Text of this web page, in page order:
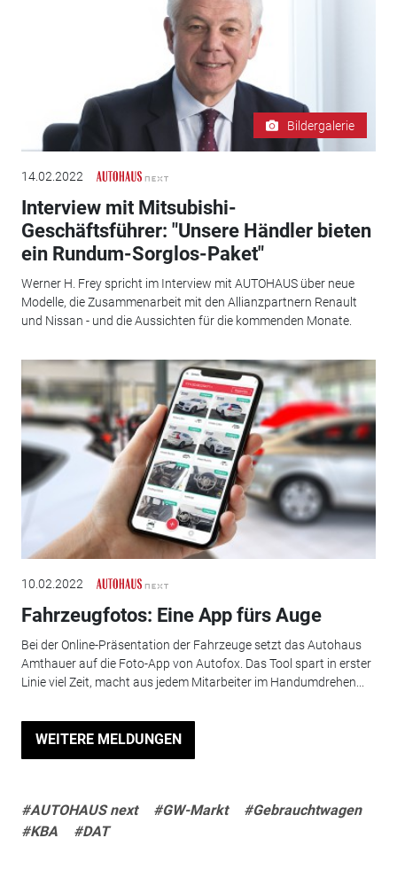
Bildergalerie
14.02.2022
Interview mit Mitsubishi-
Geschäftsführer: "Unsere Händler bieten
ein Rundum-Sorglos-Paket"
Werner H. Frey spricht im Interview mit AUTOHAUS über neue
Modelle, die Zusammenarbeit mit den Allianzpartnern Renault
und Nissan - und die Aussichten für die kommenden Monate.
10.02.2022
Fahrzeugfotos: Eine App fürs Auge
Bei der Online-Präsentation der Fahrzeuge setzt das Autohaus
Amthauer auf die Foto-App von Autofox. Das Tool spart in erster
Linie viel Zeit, macht aus jedem Mitarbeiter im Handumdrehen...
WEITERE MELDUNGEN
#AUTOHAUS next #GW-Markt
#Gebrauchtwagen
#KBA
#DAT